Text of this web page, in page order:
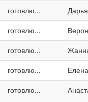
готовлю...
Дарья
готовлю...
готовлю...
готовлю...
готовлю...